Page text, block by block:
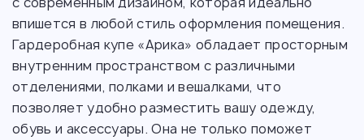
впишется в любой стиль оформления помещения.
Гардеробная купе «Арика» обладает просторным
внутренним пространством с различными
отделениями, полками и вешалками, что
позволяет удобно разместить вашу одежду,
обувь и аксессуары. Она не только поможет